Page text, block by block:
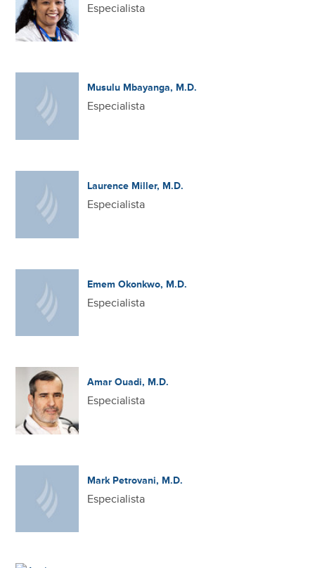
Especialista
Musulu Mbayanga, M.D.
Especialista
Laurence Miller, M.D.
Especialista
Emem Okonkwo, M.D.
Especialista
Amar Ouadi, M.D.
Especialista
Mark Petrovani, M.D.
Especialista